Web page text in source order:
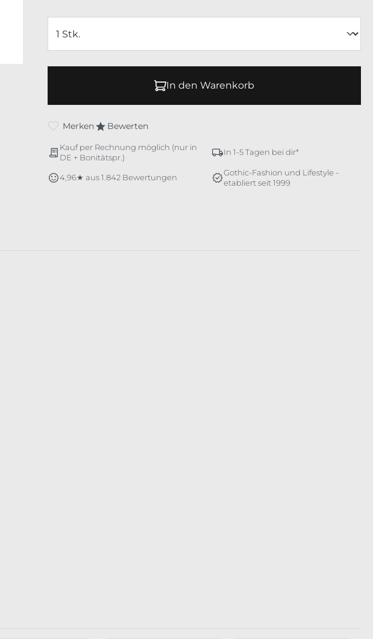
In den Warenkorb
Merken Bewerten
Kauf per Rechnung möglich (nur in
DE + Bonitätspr.)
In 1-5 Tagen bei dir*
4,96★ aus 1.842 Bewertungen
Gothic-Fashion und Lifestyle -
etabliert seit 1999